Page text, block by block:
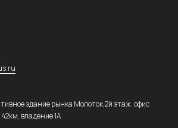
здание рынка Молоток,2й этаж, офис
владение 1А